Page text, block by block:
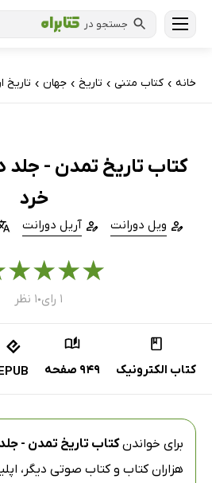
جستجو در
خانه › کتاب‌ متنی › تاریخ › جهان › تاریخ
کتاب تاریخ تمدن -
خرد
ویل دورانت آریل دورانت
★
★
★
★
۱ رای ● ۱ نظر
کتاب الکترونیک 949 صفحه
برای خواندنکتاب تاریخ تمدن -
هزاران کتاب و کتاب صوتی دیگر،